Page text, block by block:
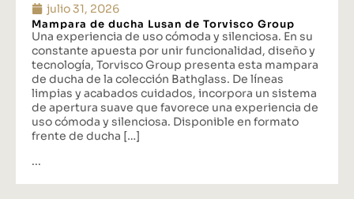
julio 31, 2026
Mampara de ducha Lusan de Torvisco Group
Una experiencia de uso cómoda y silenciosa. En su
constante apuesta por unir funcionalidad, diseño y
tecnología, Torvisco Group presenta esta mampara
de ducha de la colección Bathglass. De líneas
limpias y acabados cuidados, incorpora un sistema
de apertura suave que favorece una experiencia de
uso cómoda y silenciosa. Disponible en formato
frente de ducha […]
...